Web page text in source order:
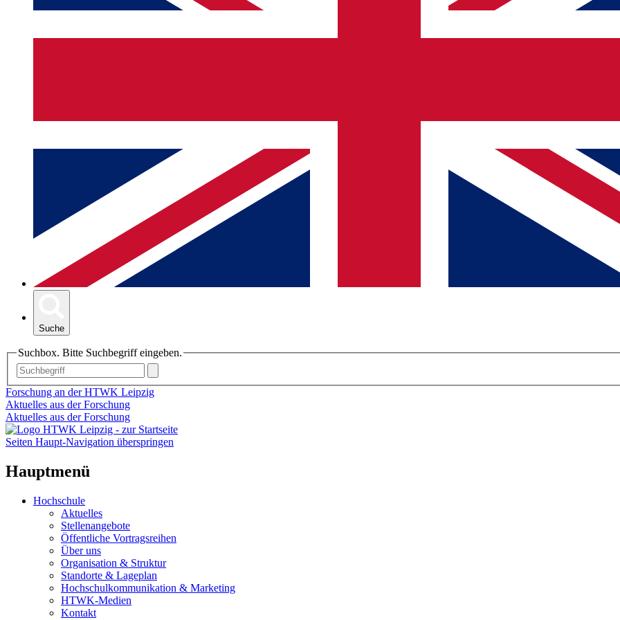
Suche
Suchbox. Bitte Suchbegriff eingeben.
Forschung an der HTWK Leipzig
Aktuelles aus der Forschung
Aktuelles aus der Forschung
Seiten Haupt-Navigation überspringen
Hauptmenü
Hochschule
Aktuelles
Stellenangebote
Öffentliche Vortragsreihen
Über uns
Organisation & Struktur
Standorte & Lageplan
Hochschulkommunikation & Marketing
HTWK-Medien
Kontakt